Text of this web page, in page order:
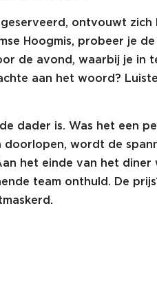
ontvouwt zich
Hoogmis, probeer je
de avond, waarbij je in
aan het woord?
dader is. Was het een
doorlopen, wordt de
het einde van het
team onthuld. De